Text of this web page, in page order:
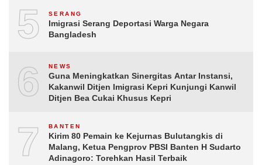
5 SERANG
Imigrasi Serang Deportasi Warga Negara
Bangladesh
6 NEWS
Guna Meningkatkan Sinergitas Antar Instansi,
Kakanwil Ditjen Imigrasi Kepri Kunjungi Kanwil
Ditjen Bea Cukai Khusus Kepri
7 BANTEN
Kirim 80 Pemain ke Kejurnas Bulutangkis di
Malang, Ketua Pengprov PBSI Banten H Sudarto
Adinagoro: Torehkan Hasil Terbaik